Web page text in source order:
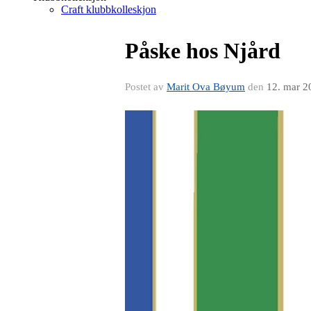
Craft klubbkolleskjon
Påske hos Njård
Postet av Marit Ova Bøyum den 12. mar